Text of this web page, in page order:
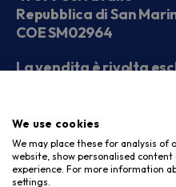
Repubblica di San
COE SM02964
La vendita è rivolta
Seguici sui social
We use cookies
We may place these for analysis of
website, show personalised
experience. For more information
settings.